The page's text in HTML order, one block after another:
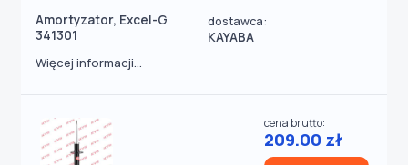
Amortyzator, Excel-G
341301
dostawca:
KAYABA
Więcej informacji...
cena brutto:
209.00 zł